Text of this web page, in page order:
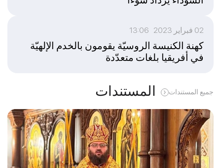
02 فبراير 2023 13:06
كهنة الكنيسة الروسيّة يقومون بالخدم الإلهيّة
في أفريقيا بلغات متعدّدة
المستندات جميع المستندات